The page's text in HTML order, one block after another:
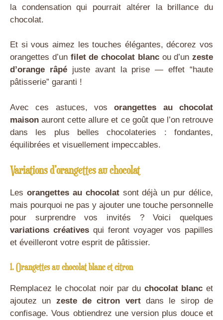
la condensation qui pourrait altérer la brillance du
chocolat.
Et si vous aimez les touches élégantes, décorez vos
orangettes d’un filet de chocolat blancou d’un zeste
d’orange râpéjuste avant la prise — effet “haute
pâtisserie” garanti !
Avec ces astuces, vosorangettes au chocolat
maison auront cette allure et ce goût que l’on retrouve
dans les plus belles chocolateries : fondantes,
équilibrées et visuellement impeccables.
Variations d’orangettes au chocolat
Les orangettes au chocolatsont déjà un pur délice,
mais pourquoi ne pas y ajouter une touche personnelle
pour surprendre vos invités ? Voici quelques
variations créatives qui feront voyager vos papilles
et éveilleront votre esprit de pâtissier.
1. Orangettes au chocolat blanc et citron
Remplacez le chocolat noir par du chocolat blanc et
ajoutez un zeste de citron vertdans le sirop de
confisage. Vous obtiendrez une version plus douce et